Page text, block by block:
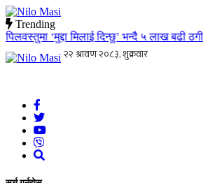
Trending
‘मुद्दा मिलाई दिन्छु’ भन्दै ५ लाख बढी ठगी